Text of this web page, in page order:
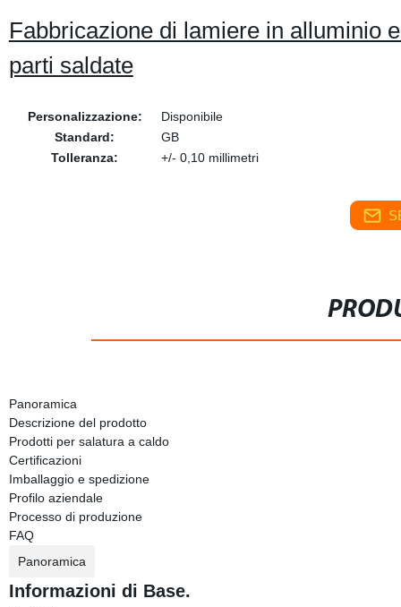
Fabbricazione di lamiere in alluminio
parti saldate
Personalizzazione:
Disponibile
Standard:
GB
Tolleranza:
+/- 0,10 millimetri
Panoramica
Descrizione del prodotto
Prodotti per salatura a caldo
Certificazioni
Imballaggio e spedizione
Profilo aziendale
Processo di produzione
FAQ
Panoramica
Informazioni di Base.